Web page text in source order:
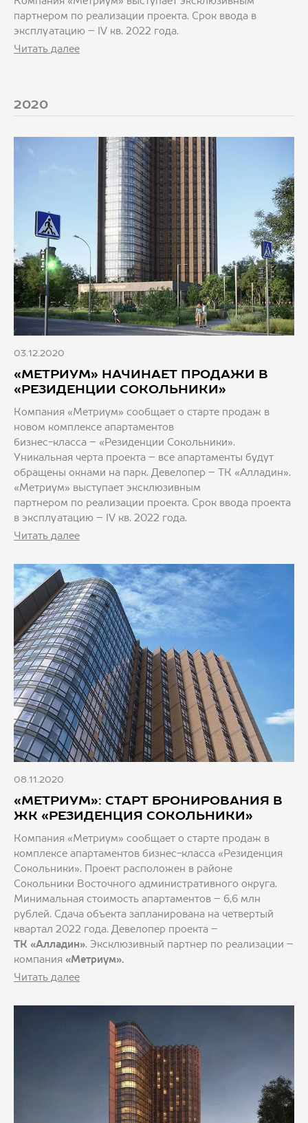
партнером по реализации проекта. Срок ввода в
эксплуатацию – IV кв. 2022 года.
Читать далее
2020
03.12.2020
«МЕТРИУМ» НАЧИНАЕТ ПРОДАЖИ В
«РЕЗИДЕНЦИИ СОКОЛЬНИКИ»
Компания «Метриум» сообщает о старте продаж в
новом комплексе апартаментов
бизнес-класса – «Резиденции Сокольники».
Уникальная черта проекта – все апартаменты будут
обращены окнами на парк. Девелопер – ТК «Алладин».
«Метриум» выступает эксклюзивным
партнером по реализации проекта. Срок ввода проекта
в эксплуатацию – IV кв. 2022 года.
Читать далее
08.11.2020
«МЕТРИУМ»: СТАРТ БРОНИРОВАНИЯ В
ЖК «РЕЗИДЕНЦИЯ СОКОЛЬНИКИ»
Компания «Метриум» сообщает о старте продаж в
комплексе апартаментов бизнес-класса «Резиденция
Сокольники». Проект расположен в районе
Сокольники Восточного административного округа.
Минимальная стоимость апартаментов – 6,6 млн
рублей. Сдача объекта запланирована на четвертый
квартал 2022 года. Девелопер проекта –
ТК «Алладин». Эксклюзивный партнер по реализации –
компания «Метриум».
Читать далее